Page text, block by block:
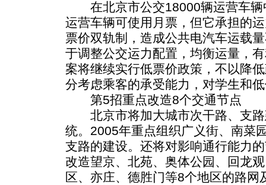
在北京市公交18000辆运营车辆
运营车辆可使用月票，但它承担的
票价双轨制，造成公共电汽车运载
于调整公交运力配置，均衡运量，
案将继续实行低票价政策，不以降
分考虑乘客的承受能力，对学生和
第5招重点改造8个交通节点
北京市将加大城市次干路、支路
统。2005年重点组织广义街、南菜
支路的建设。还将对影响通行能力
改造望京、北苑、奥体公园、回龙
区、亦庄、德胜门等8个地区的路网